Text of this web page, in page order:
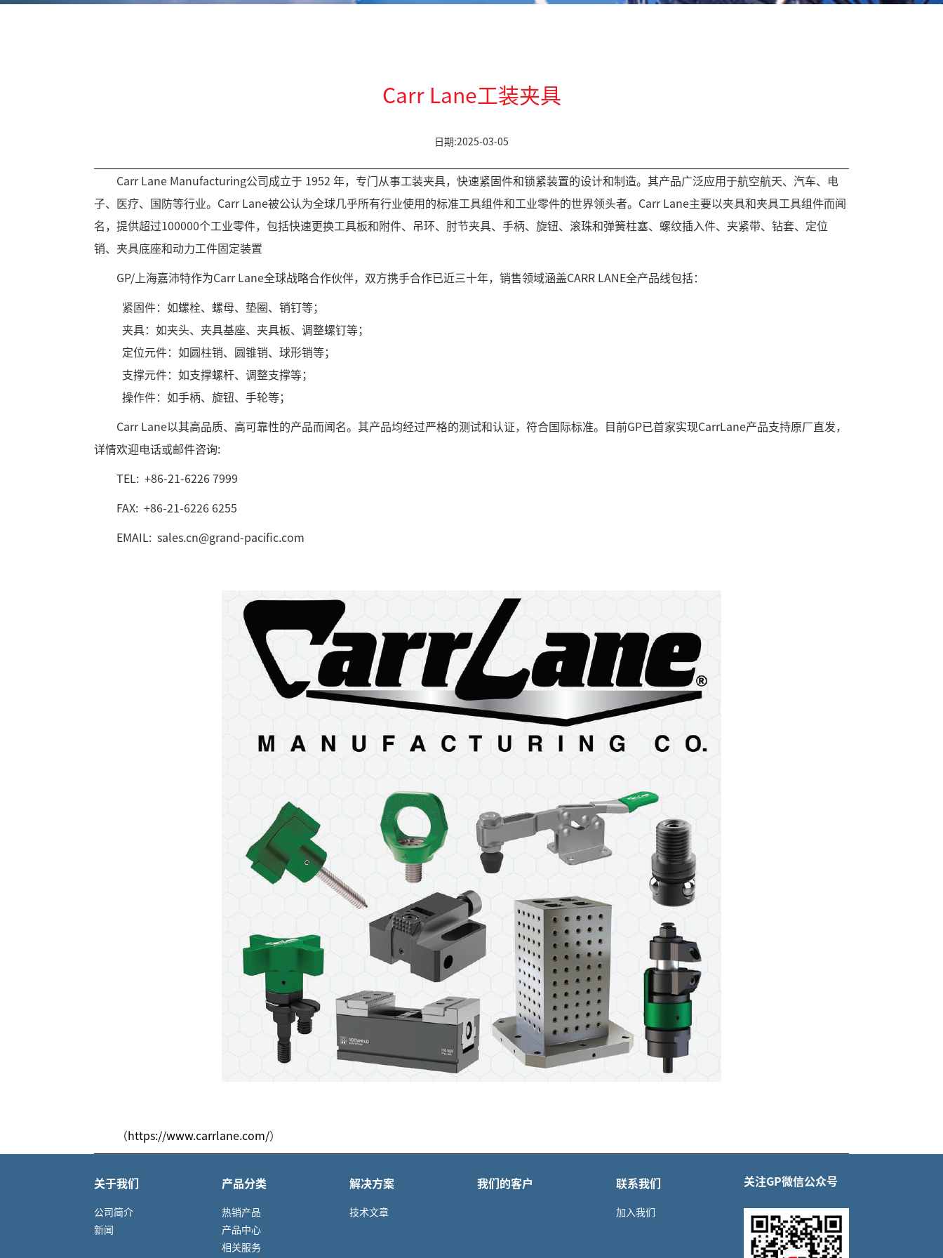
Carr Lane工装夹具
日期:2025-03-05
Carr Lane Manufacturing公司成立于 1952 年，专门从事工装夹具，快速紧固件和锁紧装置的设计和制造。其产品广泛应用于航空航天、汽车、电
子、医疗、国防等行业。Carr Lane被公认为全球几乎所有行业使用的标准工具组件和工业零件的世界领头者。Carr Lane主要以夹具和夹具工具组件而闻
名，提供超过100000个工业零件，包括快速更换工具板和附件、吊环、肘节夹具、手柄、旋钮、滚珠和弹簧柱塞、螺纹插入件、夹紧带、钻套、定位
销、夹具底座和动力工件固定装置
GP/上海嘉沛特作为Carr Lane全球战略合作伙伴，双方携手合作已近三十年，销售领域涵盖CARR LANE全产品线包括：
紧固件：如螺栓、螺母、垫圈、销钉等；
夹具：如夹头、夹具基座、夹具板、调整螺钉等；
定位元件：如圆柱销、圆锥销、球形销等；
支撑元件：如支撑螺杆、调整支撑等；
操作件：如手柄、旋钮、手轮等；
Carr Lane以其高品质、高可靠性的产品而闻名。其产品均经过严格的测试和认证，符合国际标准。目前GP已首家实现CarrLane产品支持原厂直发，
详情欢迎电话或邮件咨询:
TEL: +86-21-6226 7999
FAX: +86-21-6226 6255
EMAIL: sales.cn@grand-pacific.com
（https://www.carrlane.com/）
关于我们
公司简介
新闻
产品分类
热销产品
产品中心
相关服务
解决方案
技术文章
我们的客户 联系我们
加入我们
关注GP微信公众号